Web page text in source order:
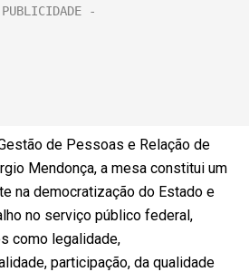
de Pessoas e Relação de
Mendonça, a mesa constitui um
na democratização do Estado e
no serviço público federal,
como legalidade,
participação, da qualidade